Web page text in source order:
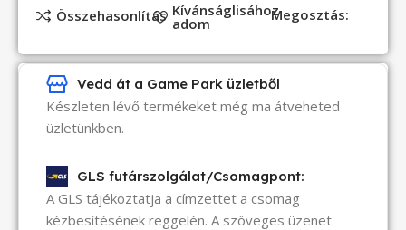
Összehasonlítás Kívánságlisához
adom Megosztás:
Vedd át a Game Park üzletből
Készleten lévő termékeket még ma átveheted
üzletünkben.
GLS futárszolgálat/Csomagpont:
A GLS tájékoztatja a címzettet a csomag
kézbesítésének reggelén. A szöveges üzenet